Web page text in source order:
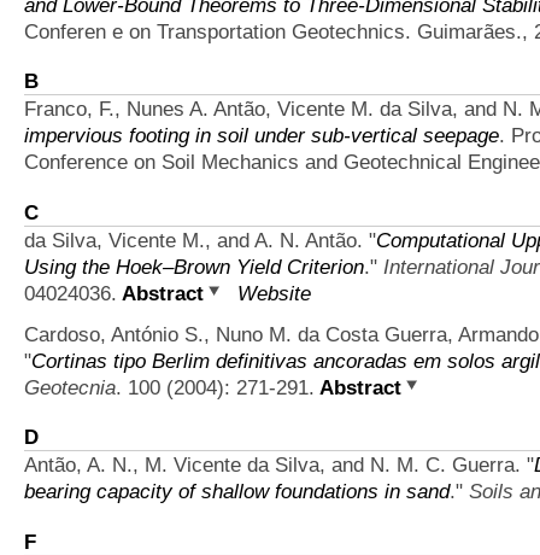
Conferen e on Transportation Geotechnics. Guimarães.,
B
Franco, F., Nunes A. Antão, Vicente M. da Silva, and N.
impervious footing in soil under sub-vertical seepage.
Conference on Soil Mechanics and Geotechnical
C
da Silva, Vicente M., and A. N. Antão. "Computational
Using the Hoek–Brown Yield Criterion." International
04024036. Abstract
Website
Cardoso, António S., Nuno M. da Costa Guerra,
"Cortinas tipo Berlim definitivas ancoradas em solos
Geotecnia. 100 (2004): 271-291. Abstract
D
Antão, A. N., M. Vicente da Silva, and N. M. C. Guerra. "
bearing capacity of shallow foundations in sand." Soils
F